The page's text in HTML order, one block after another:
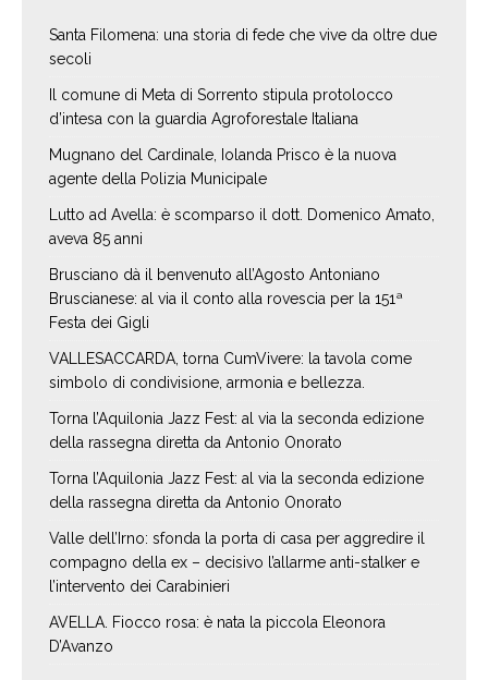
Santa Filomena: una storia di fede che vive da oltre due
secoli
Il comune di Meta di Sorrento stipula protolocco
d’intesa con la guardia Agroforestale Italiana
Mugnano del Cardinale, Iolanda Prisco è la nuova
agente della Polizia Municipale
Lutto ad Avella: è scomparso il dott. Domenico Amato,
aveva 85 anni
Brusciano dà il benvenuto all’Agosto Antoniano
Bruscianese: al via il conto alla rovescia per la 151ª
Festa dei Gigli
VALLESACCARDA, torna CumVivere: la tavola come
simbolo di condivisione, armonia e bellezza.
Torna l’Aquilonia Jazz Fest: al via la seconda edizione
della rassegna diretta da Antonio Onorato
Torna l’Aquilonia Jazz Fest: al via la seconda edizione
della rassegna diretta da Antonio Onorato
Valle dell’Irno: sfonda la porta di casa per aggredire il
compagno della ex – decisivo l’allarme anti-stalker e
l’intervento dei Carabinieri
AVELLA. Fiocco rosa: è nata la piccola Eleonora
D’Avanzo